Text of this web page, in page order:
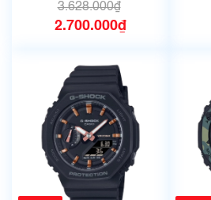
3.628.000₫
2.700.000₫